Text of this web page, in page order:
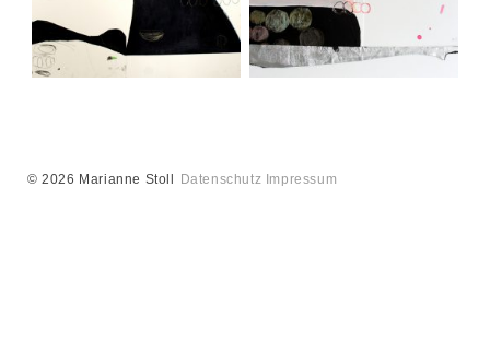
© 2026 Marianne Stoll Datenschutz Impressum